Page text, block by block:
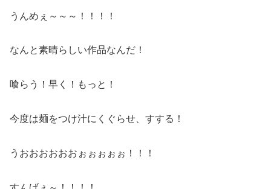
うんめぇ～～～！！！！
なんと素晴らしい作品なんだ！
喰らう！早く！もっと！
今度は麺をつけ汁にくぐらせ、すする！
うおおおおおおぉぉぉぉぉ！！！